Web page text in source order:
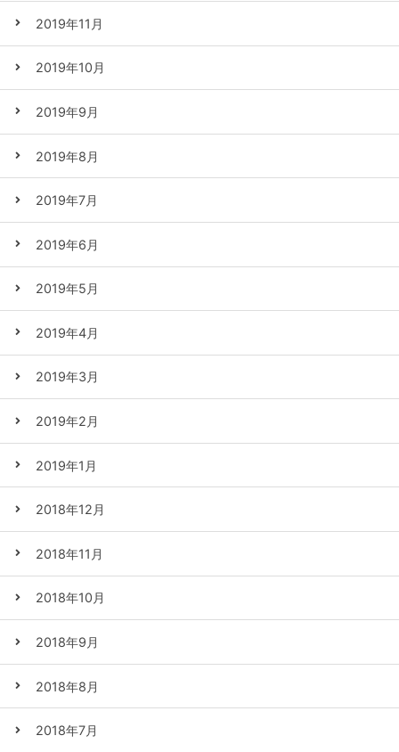
2019年11月
2019年10月
2019年9月
2019年8月
2019年7月
2019年6月
2019年5月
2019年4月
2019年3月
2019年2月
2019年1月
2018年12月
2018年11月
2018年10月
2018年9月
2018年8月
2018年7月